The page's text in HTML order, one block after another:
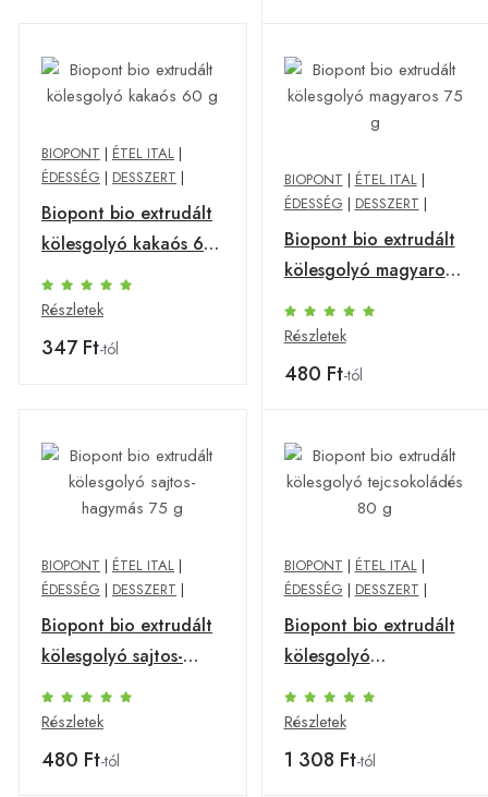
BIOPONT | ÉTEL ITAL |
ÉDESSÉG | DESSZERT |
Biopont bio extrudált
kölesgolyó kakaós 60
g
Részletek
347 Ft-tól
BIOPONT | ÉTEL ITAL|
ÉDESSÉG | DESSZERT |
Biopont bio extrudált
kölesgolyó magyaros
75 g
Részletek
480 Ft-tól
BIOPONT | ÉTEL ITAL |
ÉDESSÉG | DESSZERT |
Biopont bio extrudált
kölesgolyó sajtos-
hagymás 75 g
Részletek
480 Ft-tól
BIOPONT | ÉTEL ITAL|
ÉDESSÉG | DESSZERT |
Biopont bio extrudált
kölesgolyó
tejcsokoládés 80 g
Részletek
1 308 Ft-tól